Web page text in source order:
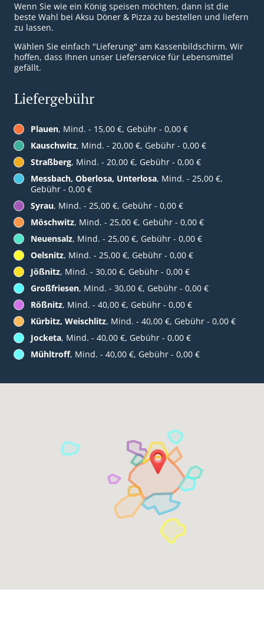
Wenn Sie wie ein König speisen möchten, dann ist die
beste Wahl bei Aksu Döner & Pizza zu bestellen und liefern
zu lassen.
Wählen Sie einfach "Lieferung" am Kassenbildschirm. Wir
hoffen, dass Ihnen unser Lieferservice für Lebensmittel
gefällt.
Liefergebühr
Plauen, Mind. - 15,00 €, Gebühr - 0,00 €
Kauschwitz, Mind. - 20,00 €, Gebühr - 0,00 €
Straßberg, Mind. - 20,00 €, Gebühr - 0,00 €
Messbach, Oberlosa, Unterlosa, Mind. - 25,00 €,
Gebühr - 0,00 €
Syrau, Mind. - 25,00 €, Gebühr - 0,00 €
Möschwitz, Mind. - 25,00 €, Gebühr - 0,00 €
Neuensalz, Mind. - 25,00 €, Gebühr - 0,00 €
Oelsnitz, Mind. - 25,00 €, Gebühr - 0,00 €
Jößnitz, Mind. - 30,00 €, Gebühr - 0,00 €
Großfriesen, Mind. - 30,00 €, Gebühr - 0,00 €
Rößnitz, Mind. - 40,00 €, Gebühr - 0,00 €
Kürbitz, Weischlitz, Mind. - 40,00 €, Gebühr - 0,00 €
Jocketa, Mind. - 40,00 €, Gebühr - 0,00 €
Mühltroff, Mind. - 40,00 €, Gebühr - 0,00 €